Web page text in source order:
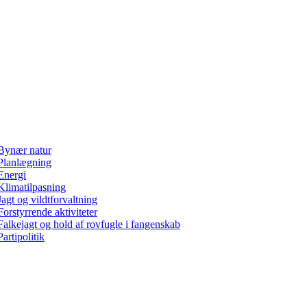
natur
og vildtforvaltning
aktiviteter
og hold af rovfugle i fangenskab